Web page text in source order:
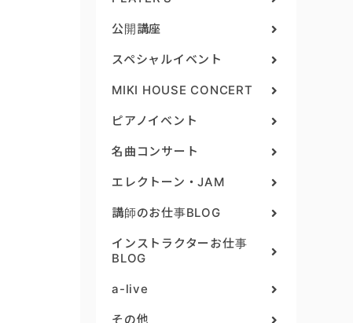
公開講座
スペシャルイベント
MIKI HOUSE CONCERT
ピアノイベント
名曲コンサート
エレクトーン・JAM
講師のお仕事BLOG
インストラクターお仕事
BLOG
a-live
その他